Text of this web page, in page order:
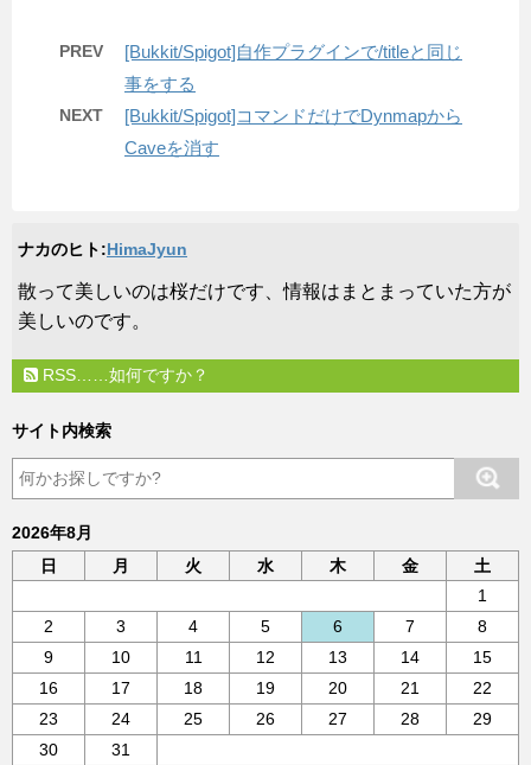
PREV
[Bukkit/Spigot]自作プラグインで/titleと同じ
事をする
NEXT
[Bukkit/Spigot]コマンドだけでDynmapから
Caveを消す
ナカのヒト:HimaJyun
​散って美しいのは桜だけです、情報はまとまっていた方が
美しいのです。
RSS……如何ですか？
サイト内検索
2026年8月
日
月 火 水 木 金
土
1
2
3 4 5 6 7
8
9
10 11 12 13 14
15
16
17 18 19 20 21
22
23
24 25 26 27 28
29
30
31